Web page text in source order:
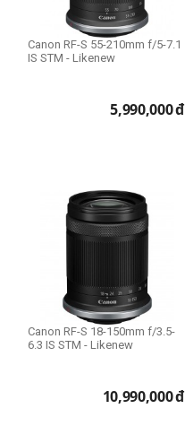
Canon RF-S 55-210mm f/5-7.1
IS STM - Likenew
5,990,000đ
Canon RF-S 18-150mm f/3.5-
6.3 IS STM - Likenew
10,990,000đ